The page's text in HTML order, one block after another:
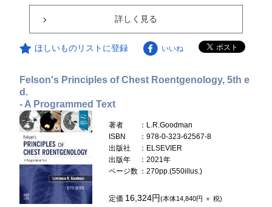
詳しく見る
ほしいものリストに登録 いいね
Felson's Principles of Chest Roentgenology, 5th e
d.
- A Programmed Text
著者
：L.R.Goodman
ISBN
：978-0-323-62567-8
出版社
：ELSEVIER
出版年
：2021年
ページ数 ：270pp.(550illus.)
定価 16,324円(本体14,840円 ＋ 税)